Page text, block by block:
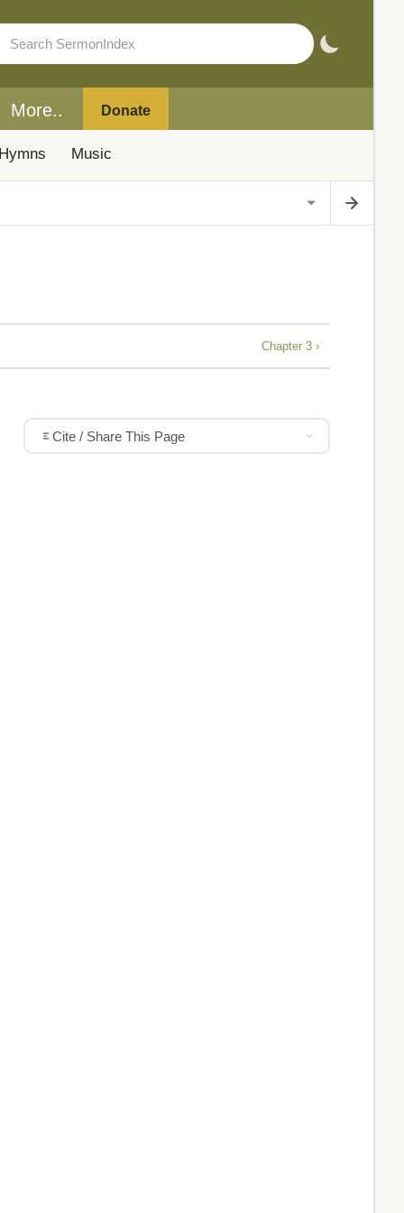
More.. Donate
Hymns Music
Chapter 3 ›
Cite / Share This Page